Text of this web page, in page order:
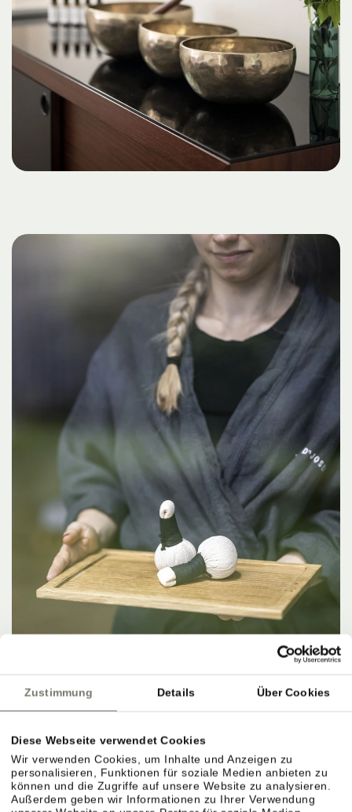
Zustimmung Details Über Cookies
Diese Webseite verwendet Cookies
Wir verwenden Cookies, um Inhalte und Anzeigen zu
personalisieren, Funktionen für soziale Medien anbieten zu
können und die Zugriffe auf unsere Website zu analysieren.
Außerdem geben wir Informationen zu Ihrer Verwendung